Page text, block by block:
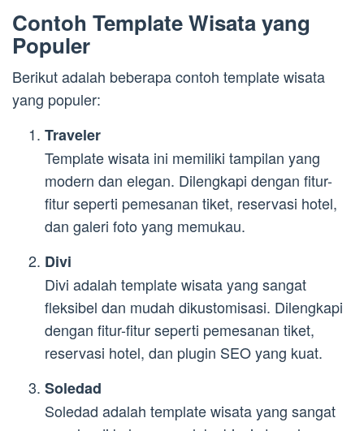
Contoh Template Wisata yang
Populer
Berikut adalah beberapa contoh template wisata
yang populer:
Traveler
Template wisata ini memiliki tampilan yang
modern dan elegan. Dilengkapi dengan fitur-
fitur seperti pemesanan tiket, reservasi hotel,
dan galeri foto yang memukau.
Divi
Divi adalah template wisata yang sangat
fleksibel dan mudah dikustomisasi. Dilengkapi
dengan fitur-fitur seperti pemesanan tiket,
reservasi hotel, dan plugin SEO yang kuat.
Soledad
Soledad adalah template wisata yang sangat